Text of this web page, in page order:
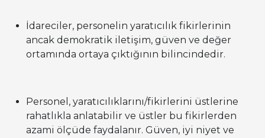
İdareciler, personelin yaratıcılık fikirlerinin
ancak demokratik iletişim, güven ve değer
ortamında ortaya çıktığının bilincindedir.
Personel, yaratıcılıklarını/fikirlerini üstlerine
rahatlıkla anlatabilir ve üstler bu fikirlerden
azami ölçüde faydalanır. Güven, iyi niyet ve